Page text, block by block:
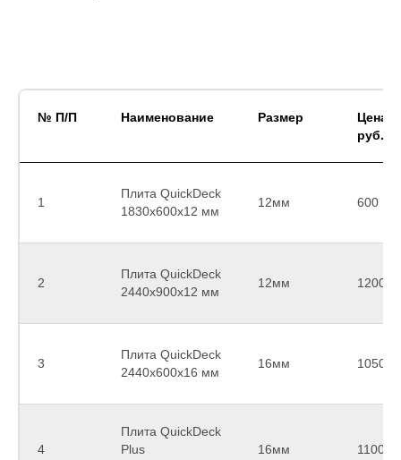
№ П/П Наименование Размер
Цена
руб.
1
Плита QuickDeck
1830x600x12 мм
12мм 600
2
Плита QuickDeck
2440x900x12 мм
12мм 1200
3
Плита QuickDeck
2440x600x16 мм
16мм 1050
4
Плита QuickDeck
Plus
16мм 1100